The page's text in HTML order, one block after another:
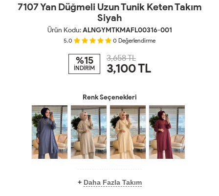
7107 Yan Düğmeli Uzun Tunik Keten Takım
Siyah
Ürün Kodu:ALNGYMTKMAFL00316-001
5.0 0 Değerlendirme
%15
İNDİRİM
3,658 TL
3,100TL
Renk Seçenekleri
+ Daha Fazla Takım